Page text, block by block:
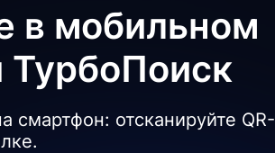
в мобильном
смартфон: отсканируйте QR-